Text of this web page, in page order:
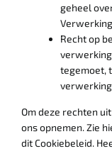
geheel
Recht op
tegemoet,
Om deze rechten
ons opnemen. Zie
dit Cookiebeleid.